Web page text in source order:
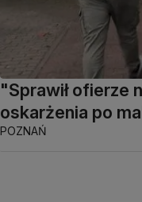
"Sprawił ofierze
oskarżenia po
POZNAŃ